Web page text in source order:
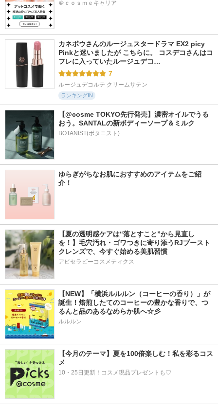
＠ｃｏｓｍｅキャリア
カネボウさんのルージュスタードラマ EX2 picy
Pinkと迷いましたが こちらに。 コスデコさんはコ
フレに入っていたルージュデコ…
7
ルージュデコルテ クリームサテン
ランキングIN
【@cosme TOKYO先行発売】濃密オイルでうる
おう。SANTALの新ボディーソープ＆ミルク
BOTANIST(ボタニスト)
ゆらぎがちなお肌におすすめのアイテムをご紹
介！
【夏の透明感ケアは“落とすこと”から見直し
を！】毛穴汚れ・ゴワつきに寄り添うRJブースト
クレンズで、今すぐ始める美肌習慣
アピセラピーコスメティクス
【NEW】「横浜ルルルン（コーヒーの香り）」が
誕生！焙煎したてのコーヒーの豊かな香りで、つ
るんと品のあるなめらか肌へ☆彡
ルルルン
【今月のテーマ】夏を100倍楽しむ！私を彩るコス
メ
10・25日更新！コスメ現品プレゼントも♡